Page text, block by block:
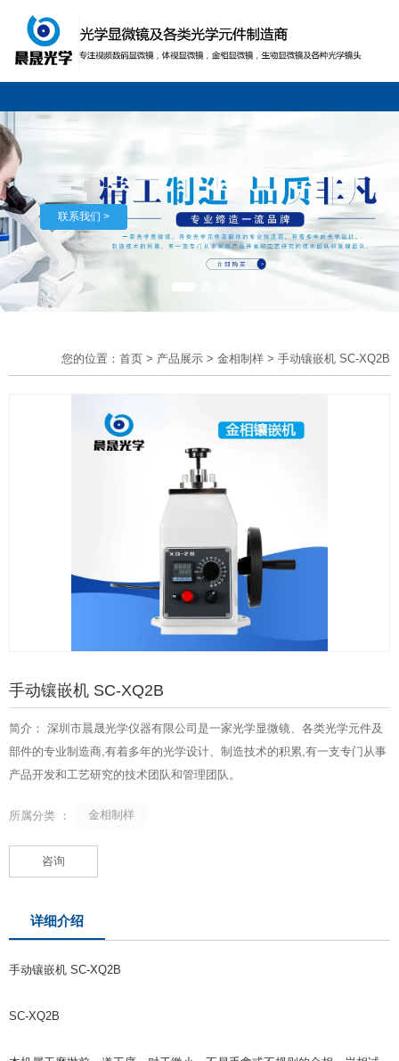
联系我们 >
您的位置：首页 > 产品展示 > 金相制样 > 手动镶嵌机 SC-XQ2B
手动镶嵌机 SC-XQ2B
简介： 深圳市晨晟光学仪器有限公司是一家光学显微镜、各类光学元件及
部件的专业制造商,有着多年的光学设计、制造技术的积累,有一支专门从事
产品开发和工艺研究的技术团队和管理团队。
所属分类 ： 金相制样
咨询
详细介绍
手动镶嵌机 SC-XQ2B
SC-XQ2B